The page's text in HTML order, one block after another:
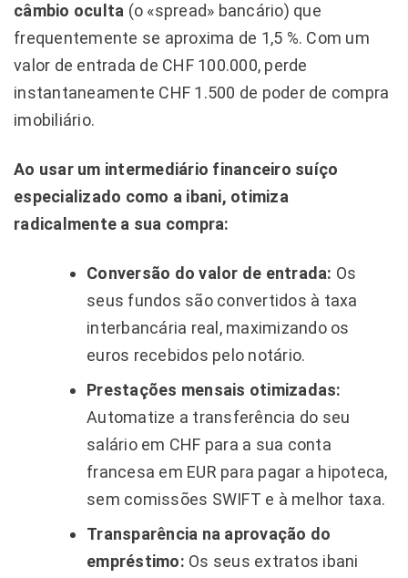
câmbio oculta (o «spread» bancário) que
frequentemente se aproxima de 1,5 %. Com um
valor de entrada de CHF 100.000, perde
instantaneamente CHF 1.500 de poder de compra
imobiliário.
Ao usar um intermediário financeiro suíço
especializado como a ibani, otimiza
radicalmente a sua compra:
Conversão do valor de entrada: Os
seus fundos são convertidos à taxa
interbancária real, maximizando os
euros recebidos pelo notário.
Prestações mensais otimizadas:
Automatize a transferência do seu
salário em CHF para a sua conta
francesa em EUR para pagar a hipoteca,
sem comissões SWIFT e à melhor taxa.
Transparência na aprovação do
empréstimo: Os seus extratos ibani